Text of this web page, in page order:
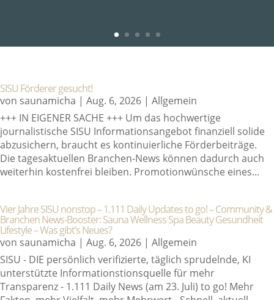
SISU Förderer gesucht!
von saunamicha | Aug. 6, 2026 | Allgemein
+++ IN EIGENER SACHE +++ Um das hochwertige
journalistische SISU Informationsangebot finanziell solide
abzusichern, braucht es kontinuierliche Förderbeiträge.
Die tagesaktuellen Branchen-News können dadurch auch
weiterhin kostenfrei bleiben. Promotionwünsche eines...
Vier Jahre SISU nonstop – 1.111 Daily Updates to go! – Community &
Branchen News-Booster: Sauna Wellness Spa Beauty Gesundheit
Lifestyle – Was gibt’s Neues?
von saunamicha | Aug. 6, 2026 | Allgemein
SISU - DIE persönlich verifizierte, täglich sprudelnde, KI
unterstützte Informationstionsquelle für mehr
Transparenz - 1.111 Daily News (am 23. Juli) to go! Mehr